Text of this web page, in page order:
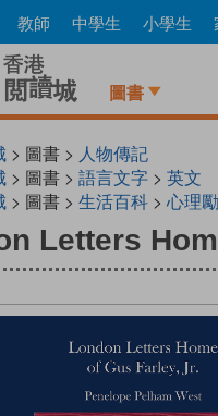
教師 中學生 小學生
圖書
> 圖書 > 人物傳記
> 圖書 > 語言文字 > 英文
> 圖書 > 生活百科 > 心理
Letters